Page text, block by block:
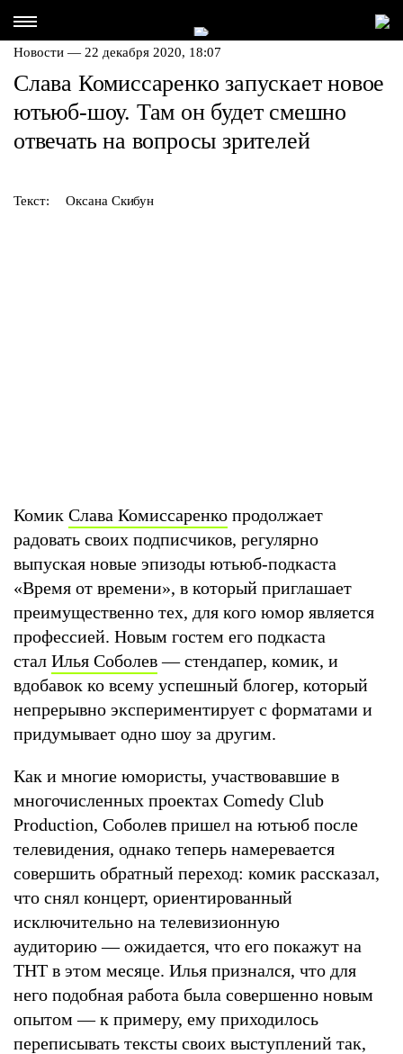
Новости — 22 декабря 2020, 18:07
Слава Комиссаренко запускает новое
ютьюб-шоу. Там он будет смешно
отвечать на вопросы зрителей
Текст: Оксана Скибун
Комик Слава Комиссаренко продолжает
радовать своих подписчиков, регулярно
выпуская новые эпизоды ютьюб-подкаста
«Время от времени», в который приглашает
преимущественно тех, для кого юмор является
профессией. Новым гостем его подкаста
стал Илья Соболев— стендапер, комик, и
вдобавок ко всему успешный блогер, который
непрерывно экспериментирует с форматами и
придумывает одно шоу за другим.
Как и многие юмористы, участвовавшие в
многочисленных проектах Comedy Club
Production, Соболев пришел на ютьюб после
телевидения, однако теперь намеревается
совершить обратный переход: комик рассказал,
что снял концерт, ориентированный
исключительно на телевизионную
аудиторию — ожидается, что его покажут на
ТНТ в этом месяце. Илья признался, что для
него подобная работа была совершенно новым
опытом — к примеру, ему приходилось
переписывать тексты своих выступлений так,